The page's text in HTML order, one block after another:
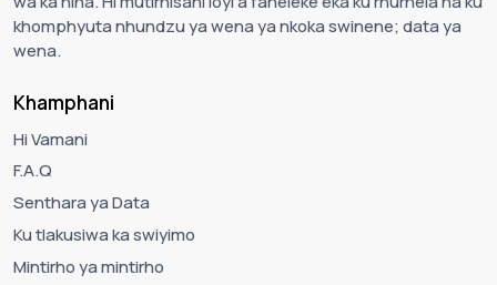
khomphyuta nhundzu ya wena ya nkoka swinene; data ya
wena.
Khamphani
Hi Vamani
F.A.Q
Senthara ya Data
Ku tlakusiwa ka swiyimo
Mintirho ya mintirho